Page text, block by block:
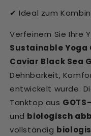
✔ Ideal zum
Verfeinern Sie Ihre
Sustainable Yoga
Caviar Black Sea
Dehnbarkeit,
entwickelt wurde.
Tanktop aus
und biologisch
vollständig